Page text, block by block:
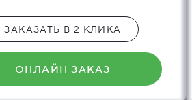
ЗАКАЗАТЬ В 2 КЛИКА
ОНЛАЙН ЗАКАЗ